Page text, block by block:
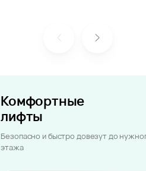
Комфортные
лифты
Безопасно и быстро довезут до
этажа